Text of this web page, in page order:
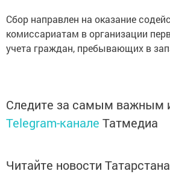
Сбор направлен на оказание
комиссариатам в организации
учета граждан, пребывающих в
Следите за самым важным
Telegram-канале Татмедиа
Читайте новости